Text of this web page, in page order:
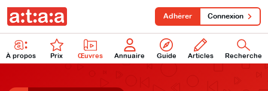
À propos Prix Œuvres Annuaire Guide Articles Recherche
Adhérer Connexion